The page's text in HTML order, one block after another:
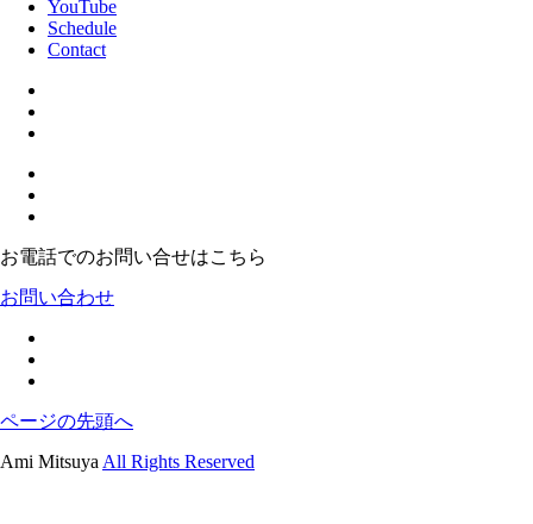
YouTube
Schedule
Contact
お電話でのお問い合せはこちら
お問い合わせ
ページの先頭へ
Ami Mitsuya All Rights Reserved